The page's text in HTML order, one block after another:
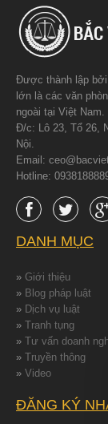
Được thành lập
lớn là các văn
ngoài tại Việt Nam.
Đ/c: Lô 23, Tổ 26,
Nội.
Email:
Hotline:
DANH MỤC
» Giới thiệu
» Blog pháp luật
» Dịch vụ luật
» Tranh tụng
» Tư vấn doanh
» Truyền thông
» Video
ĐĂNG KÝ